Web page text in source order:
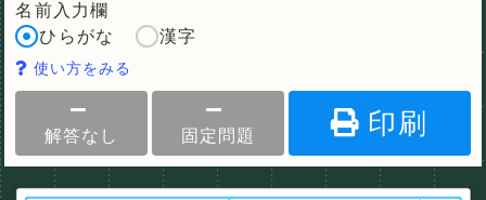
名前入力欄
ひらがな
漢字
使い方をみる
解答なし 固定問題 印刷